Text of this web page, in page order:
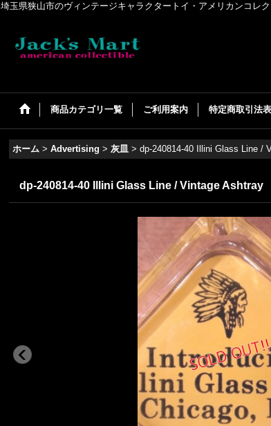
埼玉県狭山市のヴィンテージキャラクタートイ・アメリカンコ
商品カテゴリ一覧 ご利用案内 特定商取引法
ホーム > Advertising > 灰皿 > dp-240814-40 Illini Glass Line /
dp-240814-40 Illini Glass Line / Vintage Ashtray